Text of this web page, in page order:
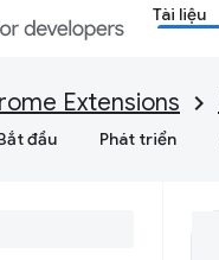
Tài liệu
Extensions
đầu Phát triển